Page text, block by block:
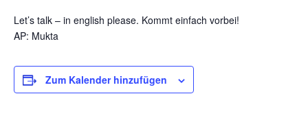
Let’s talk – in english please. Kommt einfach vorbei!
AP: Mukta
Zum Kalender hinzufügen